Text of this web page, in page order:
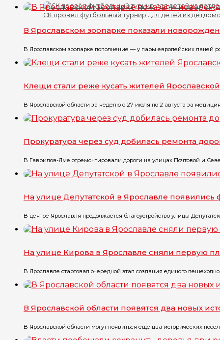
СК провёл футбольный турнир для детей из
В Ярославском зоопарке показали
В Ярославском зоопарке пополнение — у пары европейских ланей
Клещи стали реже кусать жителей
В Ярославской области за неделю с 27 июля по 2 августа за
Прокуратура через суд добилась ремонта
В Гаврилов-Яме отремонтировали дороги на улицах Почтовой и
На улице Депутатской в Ярославле появились
В центре Ярославля продолжается благоустройство улицы
На улице Кирова в Ярославле сняли первую
В Ярославле стартовал очередной этап создания единого
В Ярославской области появятся два новых
В Ярославской области могут появиться еще два исторических